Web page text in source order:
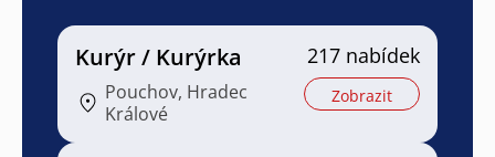
Kurýr / Kurýrka
Pouchov, Hradec
Králové
217 nabídek
Zobrazit